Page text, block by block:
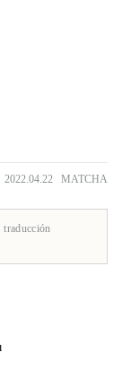
2022.04.22 MATCHA
traducción